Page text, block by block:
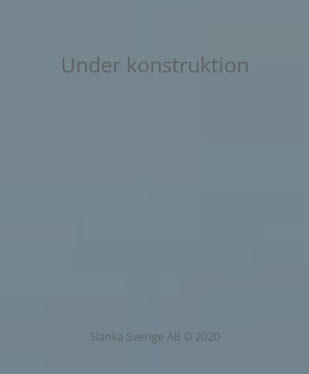
Under konstruktion
Slanka Sverige AB © 2020